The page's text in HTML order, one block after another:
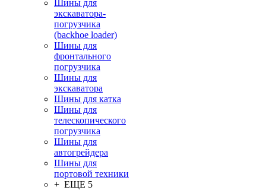
Шины для
экскаватора-
погрузчика
(backhoe loader)
Шины для
фронтального
погрузчика
Шины для
экскаватора
Шины для катка
Шины для
телескопического
погрузчика
Шины для
автогрейдера
Шины для
портовой техники
+ ЕЩЕ 5